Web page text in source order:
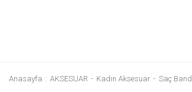
Anasayfa AKSESUAR Kadın Aksesuar Saç